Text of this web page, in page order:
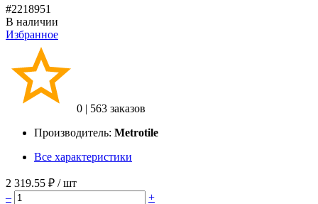
#2218951
В наличии
Избранное
0 | 563 заказов
Производитель: Metrotile
Все характеристики
2 319.55 ₽ / шт
–
+